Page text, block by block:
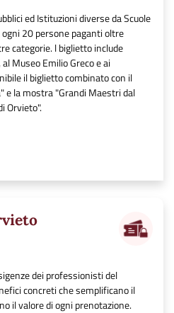
ed Istituzioni diverse da Scuole
20 persone paganti oltre
categorie. l biglietto include
Museo Emilio Greco e ai
il biglietto combinato con il
e la mostra "Grandi Maestri dal
Orvieto".
dei professionisti del
concreti che semplificano il
il valore di ogni prenotazione.